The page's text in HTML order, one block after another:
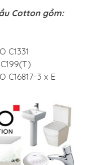
Cotton gồm:
C1331
C16817-3 x E